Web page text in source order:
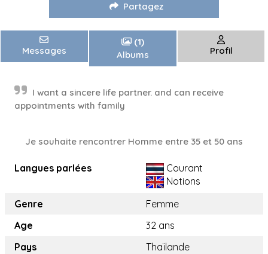
Partagez
Messages
(1)
Albums
Profil
I want a sincere life partner. and can receive
appointments with family
Je souhaite rencontrer Homme entre 35 et 50 ans
Langues parlées
Courant
Notions
Genre
Femme
Age
32 ans
Pays
Thaïlande